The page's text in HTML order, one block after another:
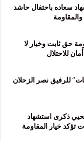
سعاده باحتفال حاشد
حق ثابت وخيار لا
للاحتلال
للرفيق نصر الزحلان
ذكرى استشهاد
تؤكد خيار المقاومة